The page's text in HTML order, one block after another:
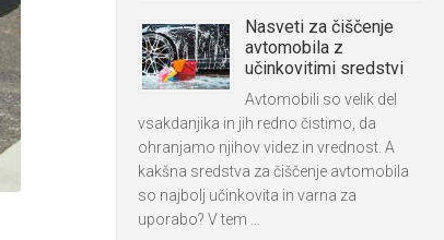
Nasveti za čiščenje
avtomobila z
učinkovitimi sredstvi
Avtomobili so velik del
vsakdanjika in jih redno čistimo, da
ohranjamo njihov videz in vrednost. A
kakšna sredstva za čiščenje avtomobila
so najbolj učinkovita in varna za
uporabo? V tem …